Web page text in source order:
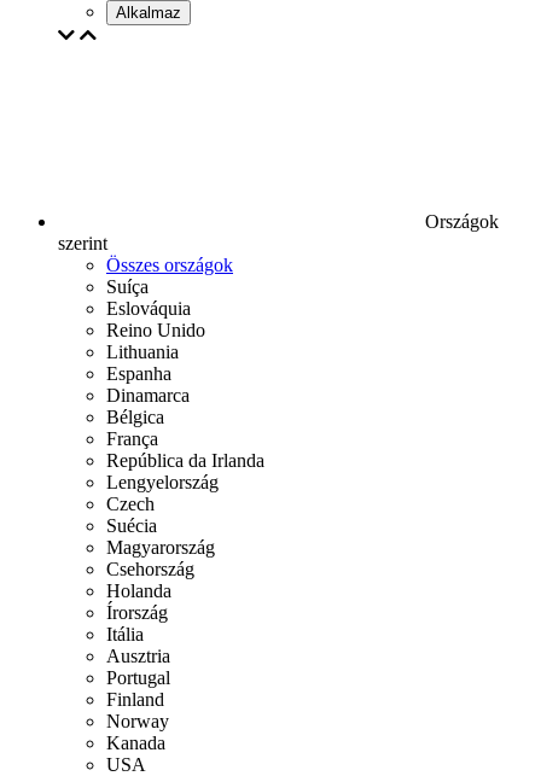
Alkalmaz
Országok
szerint
Összes országok
Suíça
Eslováquia
Reino Unido
Lithuania
Espanha
Dinamarca
Bélgica
França
República da Irlanda
Lengyelország
Czech
Suécia
Magyarország
Csehország
Holanda
Írország
Itália
Ausztria
Portugal
Finland
Norway
Kanada
USA